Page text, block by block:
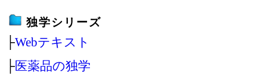
独学シリーズ
├Webテキスト
├医薬品の独学